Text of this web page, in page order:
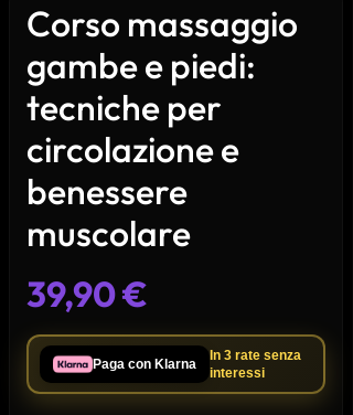
Corso massaggio
gambe e piedi:
tecniche per
circolazione e
benessere
muscolare
39,90 €
Paga con Klarna
In 3 rate senza
interessi